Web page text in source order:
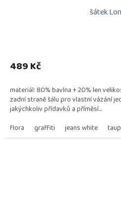
šátek
produktu
z
5
hvězdiček.
489 Kč
materiál: 80% bavlna + 20% len
zadní straně šálu pro vlastní vázání
jakýchkoliv přídavků a příměsí...
flora
graffiti jeans white